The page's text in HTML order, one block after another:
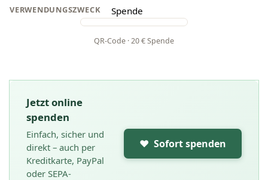
VERWENDUNGSZWECK Spende
QR-Code · 20 € Spende
Jetzt online
spenden
Einfach, sicher und
direkt – auch per
Kreditkarte, PayPal
oder SEPA-
❤︎ Sofort spenden